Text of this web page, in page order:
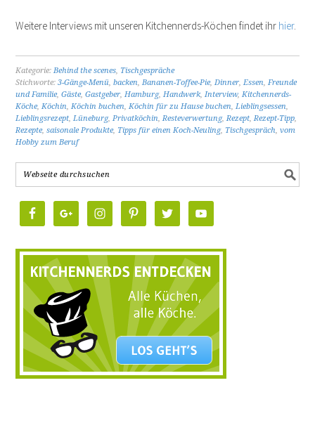
Weitere Interviews mit unseren Kitchennerds-Köchen findet ihr hier.
Kategorie:Behind the scenes, Tischgespräche
Stichworte:3-Gänge-Menü,backen,Bananen-Toffee-Pie,Dinner,Essen,Freunde
und Familie,Gäste,Gastgeber,Hamburg,Handwerk,Interview,Kitchennerds-
Köche,Köchin,Köchin buchen,Köchin für zu Hause buchen,Lieblingsessen,
Lieblingsrezept,Lüneburg,Privatköchin,Resteverwertung,Rezept,Rezept-Tipp,
Rezepte,saisonale Produkte, Tipps für einen Koch-Neuling, Tischgespräch,vom
Hobby zum Beruf